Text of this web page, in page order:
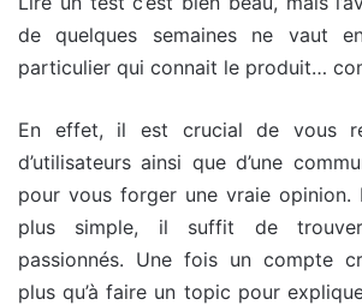
de quelques semaines ne vaut
particulier qui connait le produit…
En effet, il est crucial de vous
d’utilisateurs ainsi que d’une
pour vous forger une vraie opinion.
plus simple, il suffit de
passionnés. Une fois un compte
plus qu’à faire un topic pour